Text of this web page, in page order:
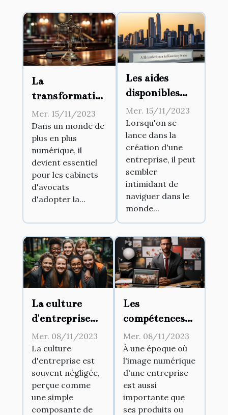
La
transformation
numérique
dans les
cabinets
d’avocats
Mer. 15/11/2023
Dans un monde de
plus en plus
numérique, il
devient essentiel
pour les cabinets
d'avocats
d'adopter la...
Les aides
disponibles
pour la
création
d'entreprise
Mer. 15/11/2023
Lorsqu'on se
lance dans la
création d'une
entreprise, il peut
sembler
intimidant de
naviguer dans le
monde...
La culture
d'entreprise
comme clef de
succès
Mer. 08/11/2023
La culture
d'entreprise est
souvent négligée,
perçue comme
une simple
composante de
Les
compétences
nécessaires
pour devenir
un expert en
e-réputation
et Google My
Business
Mer. 08/11/2023
À une époque où
l'image numérique
d'une entreprise
est aussi
importante que
ses produits ou